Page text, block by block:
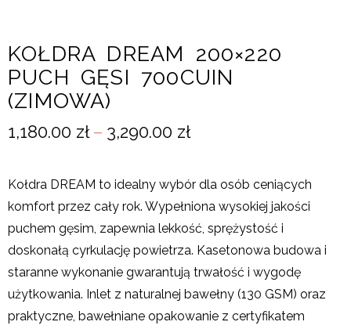
KOŁDRA DREAM 200×220
PUCH GĘSI 700CUIN
(ZIMOWA)
1,180.00 zł – 3,290.00 zł
Kołdra DREAM to idealny wybór dla osób ceniących
komfort przez cały rok. Wypełniona wysokiej jakości
puchem gęsim, zapewnia lekkość, sprężystość i
doskonałą cyrkulację powietrza. Kasetonowa budowa i
staranne wykonanie gwarantują trwałość i wygodę
użytkowania. Inlet z naturalnej bawełny (130 GSM) oraz
praktyczne, bawełniane opakowanie z certyfikatem